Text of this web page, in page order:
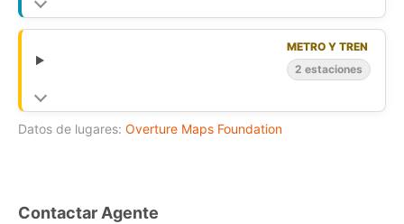
METRO Y TREN
2 estaciones
Datos de lugares: Overture Maps Foundation
Contactar Agente